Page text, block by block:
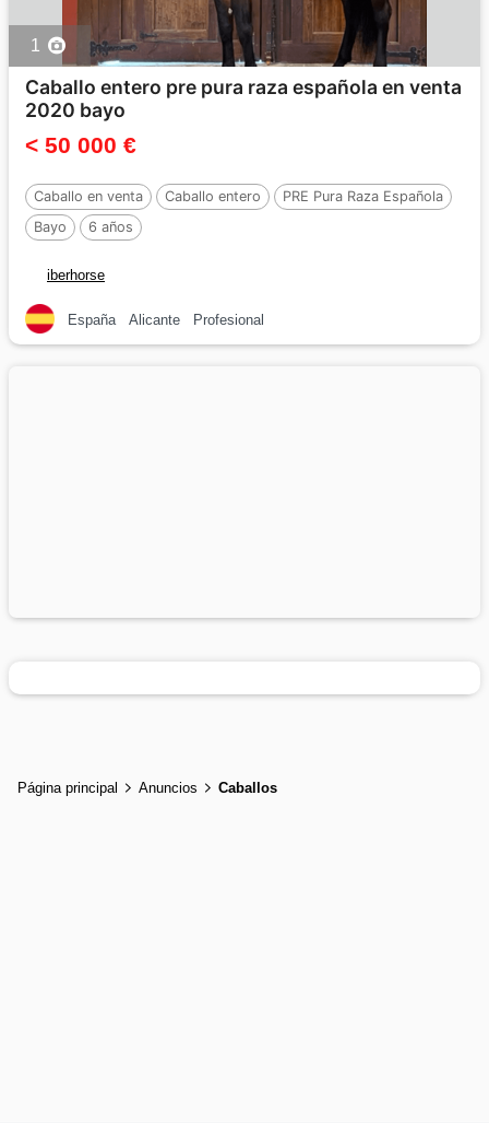
1
Caballo entero pre pura raza española en venta
2020 bayo
< 50 000 €
Caballo en venta Caballo entero
PRE Pura Raza Española
Bayo
6 años
iberhorse
España Alicante Profesional
Página principal Anuncios Caballos